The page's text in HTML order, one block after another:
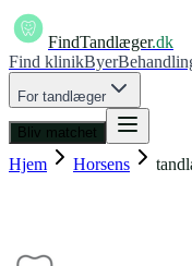
FindTandlæger.dk
Find klinikByer
For tandlæger
Bliv matchet
Hjem Horsens